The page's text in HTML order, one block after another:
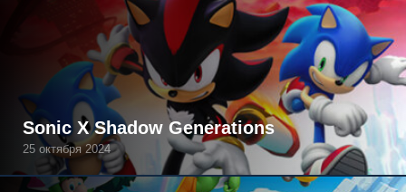
Sonic X Shadow Generations
25 октября 2024